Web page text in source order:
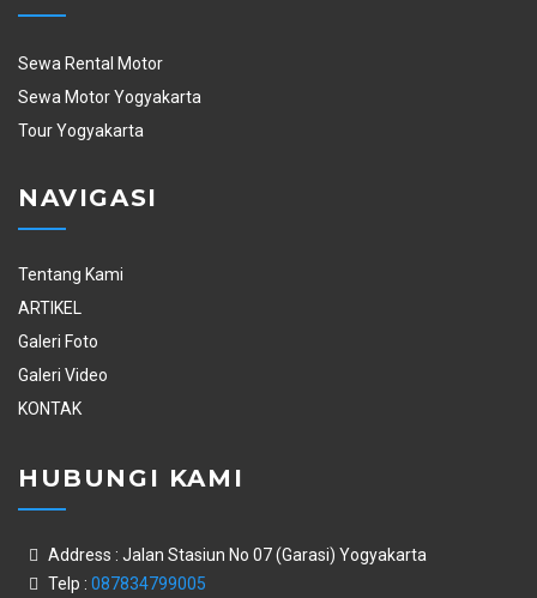
Sewa Rental Motor
Sewa Motor Yogyakarta
Tour Yogyakarta
NAVIGASI
Tentang Kami
ARTIKEL
Galeri Foto
Galeri Video
KONTAK
HUBUNGI KAMI
Address : Jalan Stasiun No 07 (Garasi) Yogyakarta
Telp : 087834799005